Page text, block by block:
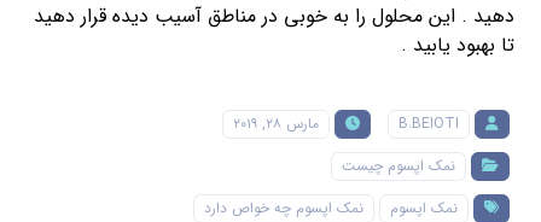
دهید . این محلول را به خوبی در مناطق آسیب دیده قرار دهید
تا بهبود یابید .
B.BEIOTI
مارس ۲۸, ۲۰۱۹
نمک اپسوم چیست
نمک اپسوم
نمک اپسوم چه خواص دارد